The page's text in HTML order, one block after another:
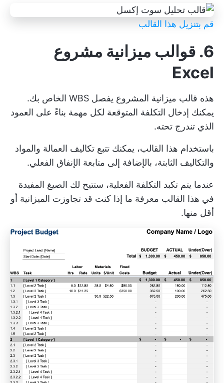
قم بتنزيل هذا القالب
6. قوالب ميزانية مشروع
Excel
هذه قالب ميزانية المشروع
يفصل WBS الخاص بك.
يمكنك إدخال التكلفة المتوقعة لكل مهمة بناءً على العمود
الذي تندرج تحته.
باستخدام هذا القالب، يمكنك تتبع تكاليف العمالة والمواد
والتكاليف الثابتة، بالإضافة إلى متابعة الإنفاق الفعلي.
عندما يتم تكبد التكلفة الفعلية، ستتيح لك الصيغ المفيدة
في هذا القالب معرفة ما إذا كنت قد تجاوزت الميزانية أو
أقل منها.